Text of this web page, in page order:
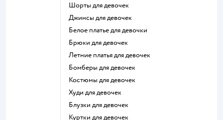
Шорты для девочек
Джинсы для девочек
Белое платье для девочки
Брюки для девочек
Летние платья для девочек
Бомберы для девочек
Костюмы для девочек
Худи для девочек
Блузки для девочек
Куртки для девочек